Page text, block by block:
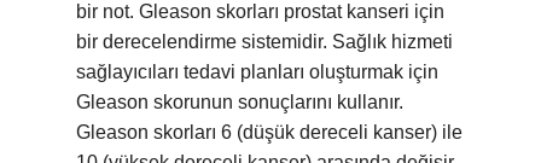
bir not. Gleason skorları prostat kanseri için
bir derecelendirme sistemidir. Sağlık hizmeti
sağlayıcıları tedavi planları oluşturmak için
Gleason skorunun sonuçlarını kullanır.
Gleason skorları 6 (düşük dereceli kanser) ile